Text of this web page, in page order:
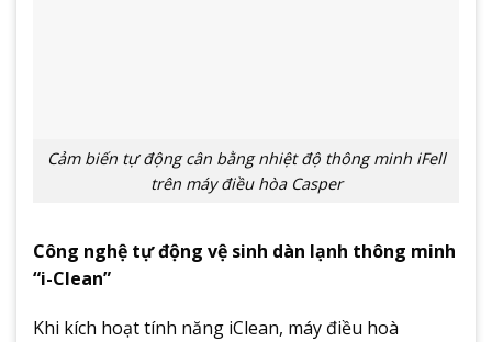
Cảm biến tự động cân bằng nhiệt độ thông minh iFell
trên máy điều hòa Casper
Công nghệ tự động vệ sinh dàn lạnh thông minh
“i-Clean”
Khi kích hoạt tính năng iClean, máy điều hoà